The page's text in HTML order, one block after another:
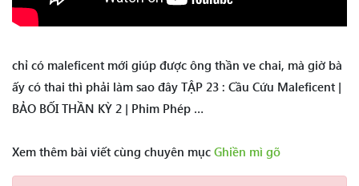
chỉ có maleficent mới giúp được ông thần ve chai, mà giờ bà
ấy có thai thì phải làm sao đây TẬP 23 : Cầu Cứu Maleficent |
BẢO BỐI THẦN KỲ 2 | Phim Phép …
Xem thêm bài viết cùng chuyên mục Ghiền mì gõ